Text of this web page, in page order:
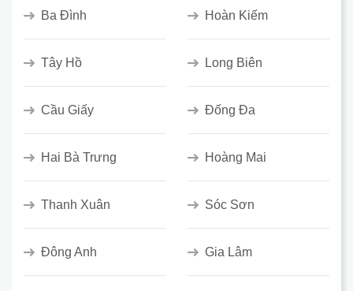
Ba Đình Hoàn Kiếm
Tây Hồ Long Biên
Cầu Giấy Đống Đa
Hai Bà Trưng Hoàng Mai
Thanh Xuân Sóc Sơn
Đông Anh Gia Lâm